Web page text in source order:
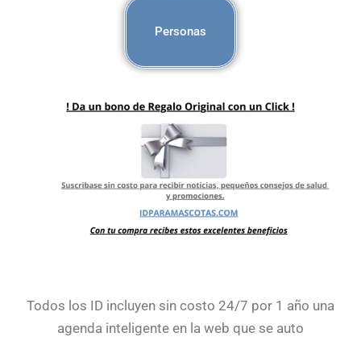
Personas
Todos los ID incluyen sin costo 24/7 por 1 año una
agenda inteligente en la web que se auto